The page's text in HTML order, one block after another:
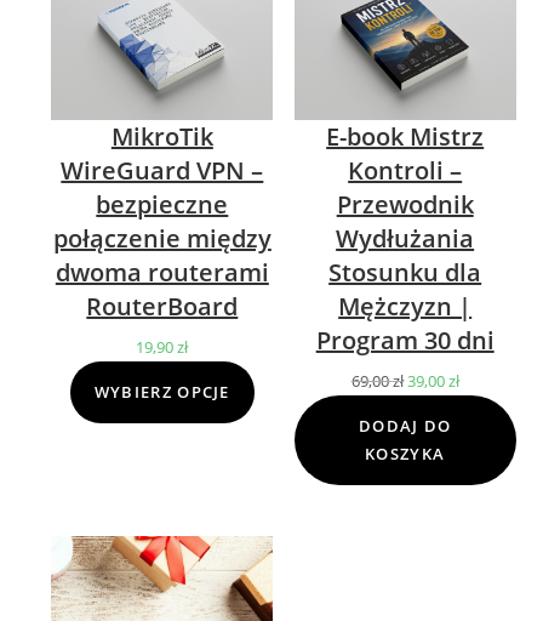
MikroTik
WireGuard VPN –
bezpieczne
połączenie między
dwoma routerami
RouterBoard
19,90zł
WYBIERZ OPCJE
E-book Mistrz
Kontroli –
Przewodnik
Wydłużania
Stosunku dla
Mężczyzn |
Program 30 dni
69,00złPierwotna
wynosiła:
39,00złAktualna
cena
wynosi:
39,00 zł.
DODAJ DO
KOSZYKA